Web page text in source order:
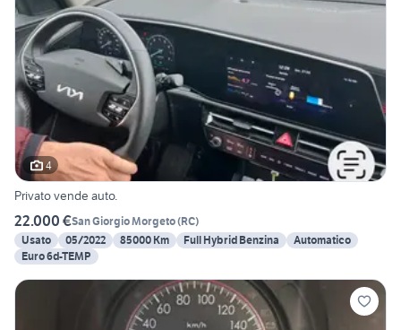
4
Privato vende auto.
22.000 €San Giorgio Morgeto(RC)
Usato
05/2022 85000 Km Full Hybrid Benzina
Automatico
Euro 6d-TEMP